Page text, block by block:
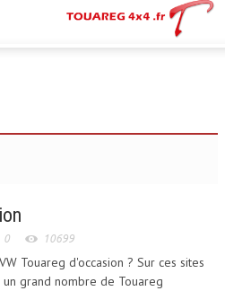
0 10699
Touareg d'occasion ? Sur ces sites
grand nombre de Touareg